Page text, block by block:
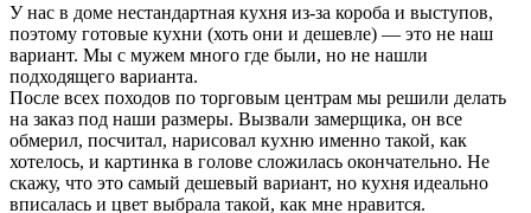
У нас в доме нестандартная кухня из-за короба и выступов,
поэтому готовые кухни (хоть они и дешевле) — это не наш
вариант. Мы с мужем много где были, но не нашли
подходящего варианта.
После всех походов по торговым центрам мы решили делать
на заказ под наши размеры. Вызвали замерщика, он все
обмерил, посчитал, нарисовал кухню именно такой, как
хотелось, и картинка в голове сложилась окончательно. Не
скажу, что это самый дешевый вариант, но кухня идеально
вписалась и цвет выбрала такой, как мне нравится.